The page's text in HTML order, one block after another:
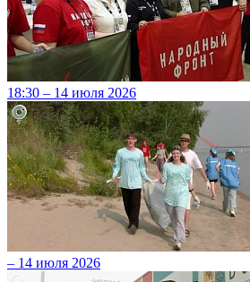
18:30 – 14 июля 2026
– 14 июля 2026